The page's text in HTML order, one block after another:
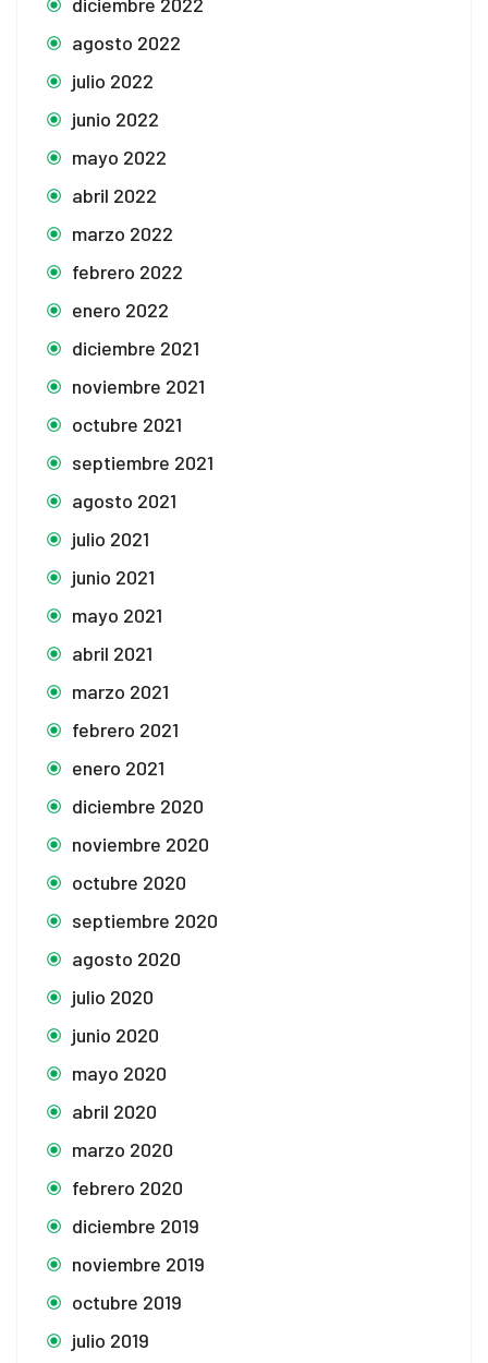
agosto 2022
julio 2022
junio 2022
mayo 2022
abril 2022
marzo 2022
febrero 2022
enero 2022
diciembre 2021
noviembre 2021
octubre 2021
septiembre 2021
agosto 2021
julio 2021
junio 2021
mayo 2021
abril 2021
marzo 2021
febrero 2021
enero 2021
diciembre 2020
noviembre 2020
octubre 2020
septiembre 2020
agosto 2020
julio 2020
junio 2020
mayo 2020
abril 2020
marzo 2020
febrero 2020
diciembre 2019
noviembre 2019
octubre 2019
julio 2019